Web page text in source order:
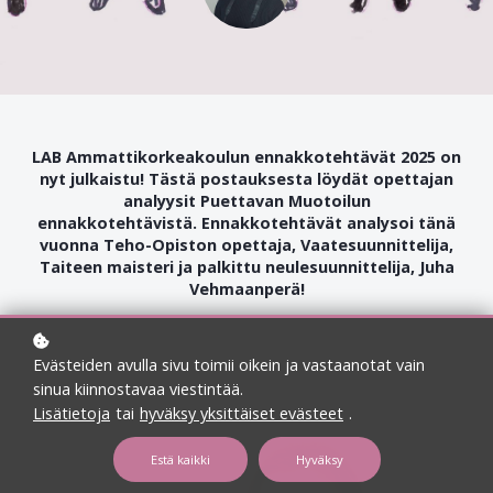
LAB Ammattikorkeakoulun ennakkotehtävät 2025 on
nyt julkaistu! Tästä postauksesta löydät opettajan
analyysit Puettavan Muotoilun
ennakkotehtävistä. Ennakkotehtävät analysoi tänä
vuonna Teho-Opiston opettaja, Vaatesuunnittelija,
Taiteen maisteri ja palkittu neulesuunnittelija, Juha
Vehmaanperä!
Evästeiden avulla sivu toimii oikein ja vastaanotat vain
sinua kiinnostavaa viestintää.
Lisätietoja tai hyväksy yksittäiset evästeet .
Estä kaikki Hyväksy